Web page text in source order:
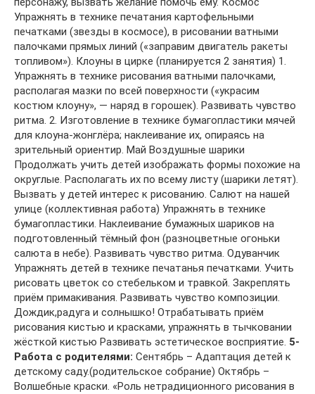
Упражнять в технике печатания картофельными
печатками (звезды в космосе), в рисовании ватными
палочками прямых линий («заправим двигатель ракеты
топливом»). Клоуны в цирке (планируется 2 занятия) 1.
Упражнять в технике рисования ватными палочками,
располагая мазки по всей поверхности («украсим
костюм клоуну», — наряд в горошек). Развивать чувство
ритма. 2. Изготовление в технике бумагопластики мячей
для клоуна-жонглёра; наклеивание их, опираясь на
зрительный ориентир. Май Воздушные шарики
Продолжать учить детей изображать формы похожие на
округлые. Располагать их по всему листу (шарики летят).
Вызвать у детей интерес к рисованию. Салют на нашей
улице (коллективная работа) Упражнять в технике
бумагопластики. Наклеивание бумажных шариков на
подготовленный тёмный фон (разноцветные огоньки
салюта в небе). Развивать чувство ритма. Одуванчик
Упражнять детей в технике печатанья печатками. Учить
рисовать цветок со стебельком и травкой. Закреплять
приём примакивания. Развивать чувство композиции.
Дождик,радуга и солнышко! Отрабатывать приём
рисования кистью и красками, упражнять в тычковании
жёсткой кистью Развивать эстетическое восприятие. 5-
Работа с родителями: Сентябрь – Адаптация детей к
детскому саду.(родительское собрание) Октябрь –
Волшебные краски. «Роль нетрадиционного рисования в